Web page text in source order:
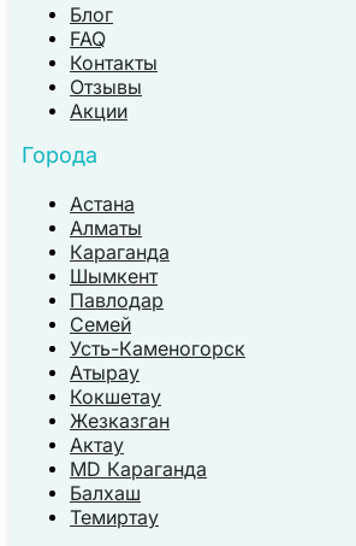
Блог
FAQ
Контакты
Отзывы
Акции
Города
Астана
Алматы
Караганда
Шымкент
Павлодар
Семей
Усть-Каменогорск
Атырау
Кокшетау
Жезказган
Актау
MD Караганда
Балхаш
Темиртау